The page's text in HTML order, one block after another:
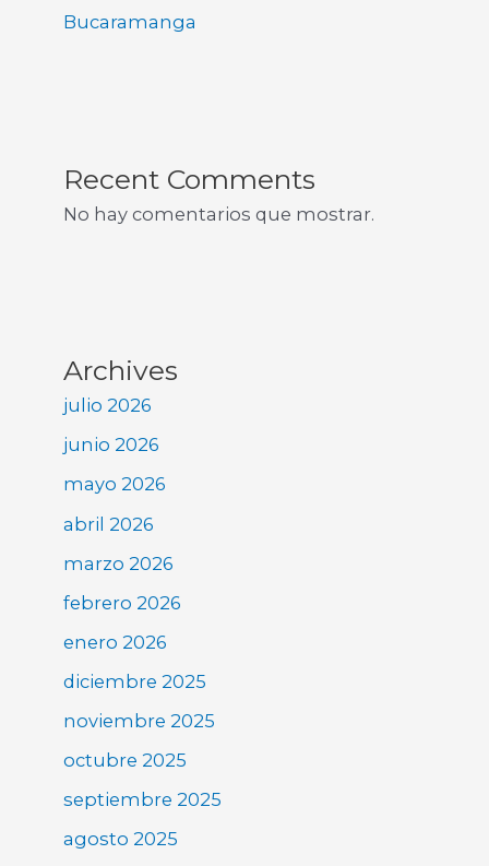
Bucaramanga
Recent Comments
No hay comentarios que mostrar.
Archives
julio 2026
junio 2026
mayo 2026
abril 2026
marzo 2026
febrero 2026
enero 2026
diciembre 2025
noviembre 2025
octubre 2025
septiembre 2025
agosto 2025